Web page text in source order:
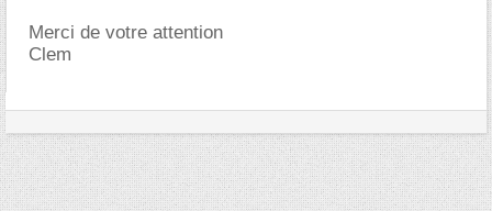
Merci de votre attention
Clem